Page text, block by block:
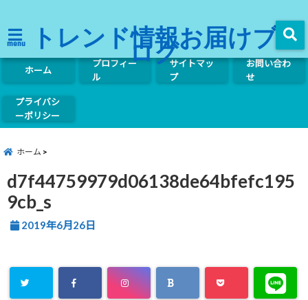
menu トレンド情報お届けブ
ログ
ホーム
プロフィー
ル
サイトマッ
プ
お問い合わ
せ
プライバシ
ーポリシー
ホーム
d7f44759979d06138de64bfefc195
9cb_s
2019年6月26日